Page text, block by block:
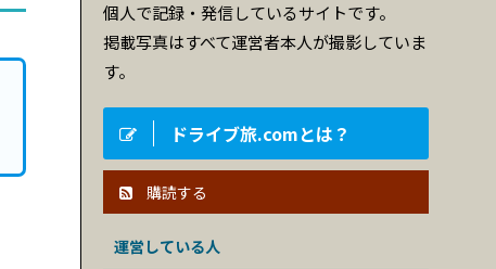
個人で記録・発信しているサイトです。
掲載写真はすべて運営者本人が撮影していま
す。
ドライブ旅.comとは？
購読する
運営している人